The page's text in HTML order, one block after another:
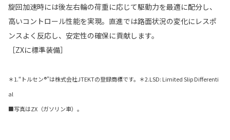
旋回加速時には後左右輪の荷重に応じて駆動力を最適に配分し、
高いコントロール性能を実現。直進では路面状況の変化にレスポ
ンスよく反応し、安定性の確保に貢献します。
［ZXに標準装備］
＊1.“トルセン®”は株式会社JTEKTの登録商標です。＊2.LSD: Limited Slip Differenti
al
■写真はZX（ガソリン車）。